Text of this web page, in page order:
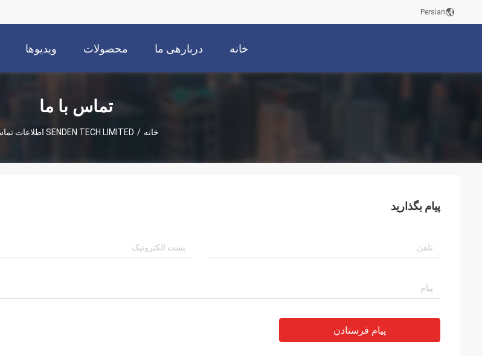
Persian
خانه دربارهی ما محصولات ویدیوها
تماس با ما
خانه / SENDEN TECH LIMITED اطلاعات تماس
پیام بگذارید
پیام فرستادن